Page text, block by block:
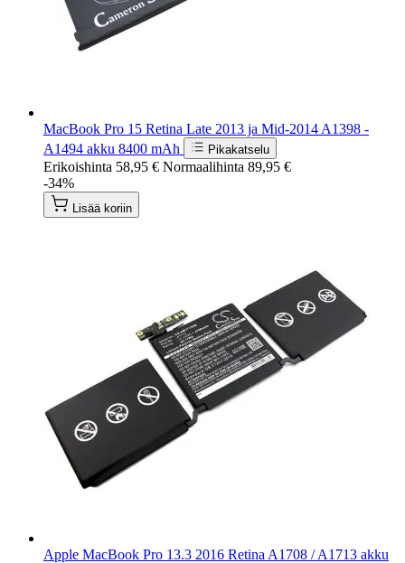
MacBook Pro 15 Retina Late 2013 ja Mid-2014 A1398 -
A1494 akku 8400 mAh
Pikakatselu
Erikoishinta 58,95 € Normaalihinta 89,95 €
-34%
Lisää koriin
Apple MacBook Pro 13.3 2016 Retina A1708 / A1713 akku